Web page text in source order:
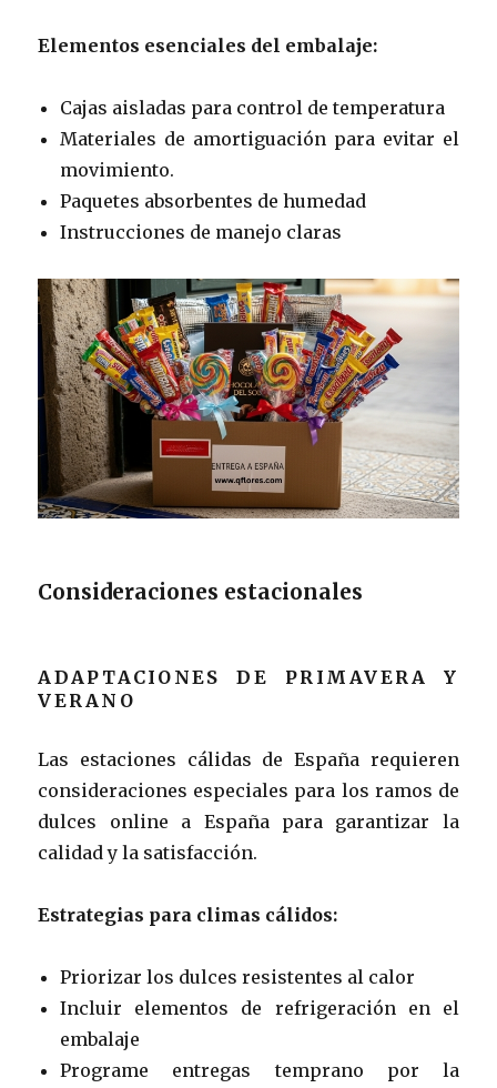
Elementos esenciales del embalaje:
Cajas aisladas para control de temperatura
Materiales de amortiguación para evitar el
movimiento.
Paquetes absorbentes de humedad
Instrucciones de manejo claras
Consideraciones estacionales
ADAPTACIONES DE PRIMAVERA Y
VERANO
Las estaciones cálidas de España requieren
consideraciones especiales para los ramos de
dulces online a España para garantizar la
calidad y la satisfacción.
Estrategias para climas cálidos:
Priorizar los dulces resistentes al calor
Incluir elementos de refrigeración en el
embalaje
Programe entregas temprano por la